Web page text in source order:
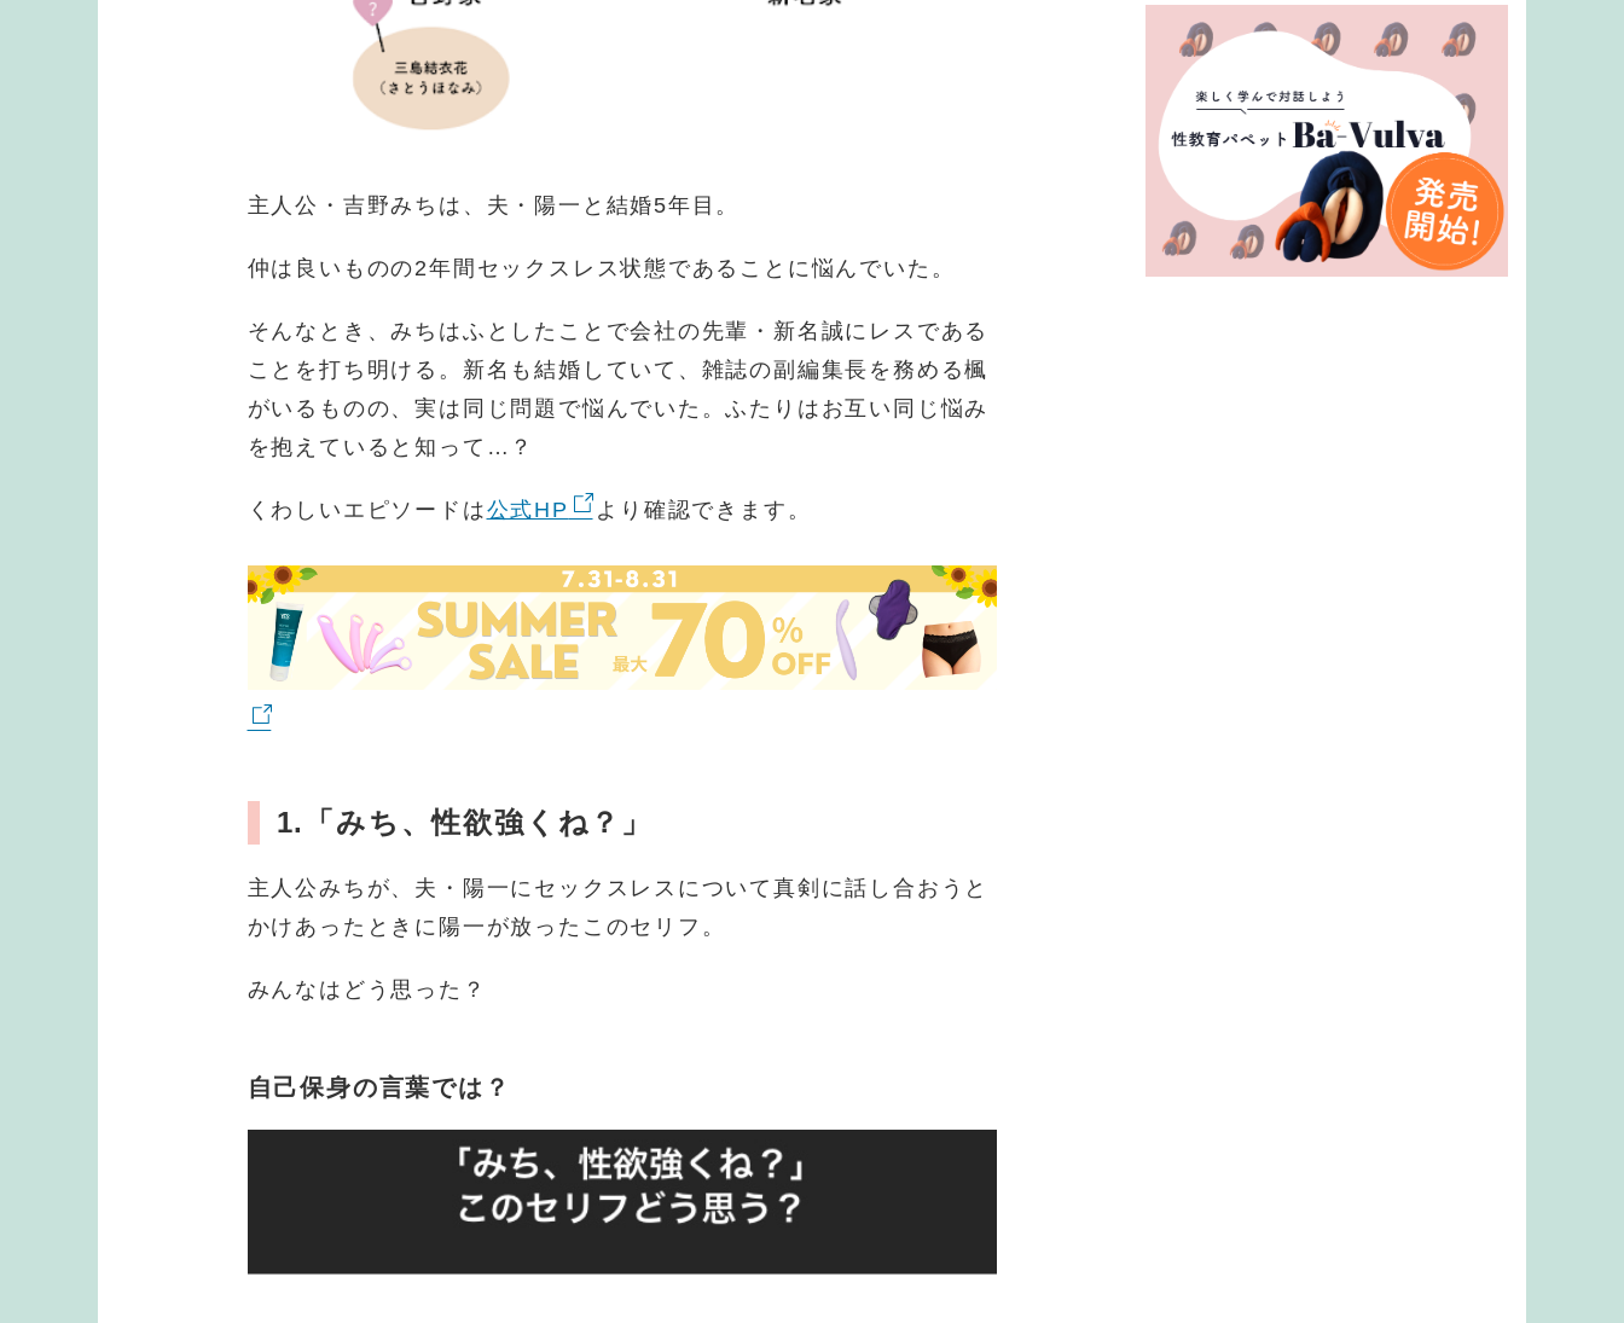
主人公・吉野みちは、夫・陽一と結婚5年目。
仲は良いものの2年間セックスレス状態であることに悩んでいた。
そんなとき、みちはふとしたことで会社の先輩・新名誠にレスである
ことを打ち明ける。新名も結婚していて、雑誌の副編集長を務める楓
がいるものの、実は同じ問題で悩んでいた。ふたりはお互い同じ悩み
を抱えていると知って…？
くわしいエピソードは公式HP より確認できます。
1.「みち、性欲強くね？」
主人公みちが、夫・陽一にセックスレスについて真剣に話し合おうと
かけあったときに陽一が放ったこのセリフ。
みんなはどう思った？
自己保身の言葉では？